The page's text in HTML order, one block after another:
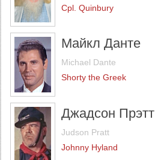
Cpl. Quinbury
Майкл Данте
Michael Dante
Shorty the Greek
Джадсон Прэтт
Judson Pratt
Johnny Hyland